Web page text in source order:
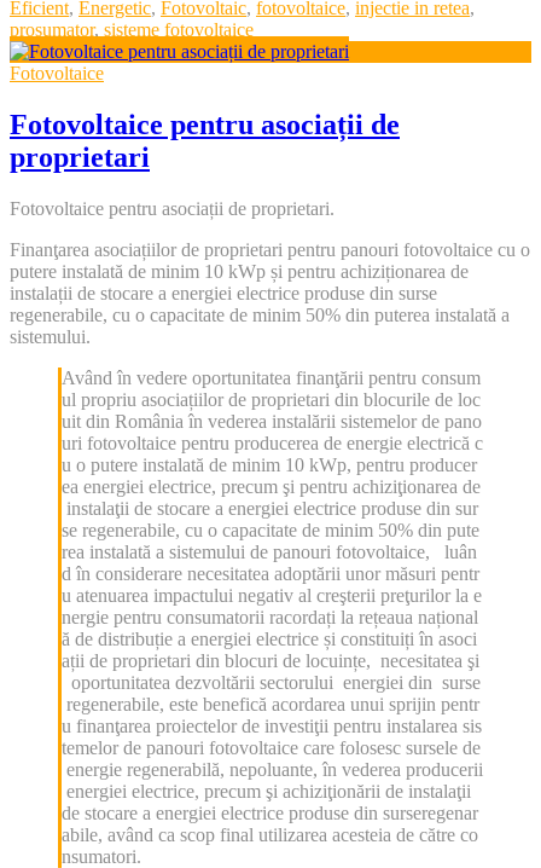
Tags
Eficient, Energetic, Fotovoltaic, fotovoltaice, injectie in retea,
prosumator, sisteme fotovoltaice
Fotovoltaice
Fotovoltaice pentru asociații de
proprietari
Fotovoltaice pentru asociații de proprietari.
Finanţarea asociațiilor de proprietari pentru panouri fotovoltaice cu o
putere instalată de minim 10 kWp și pentru achiziționarea de
instalații de stocare a energiei electrice produse din surse
regenerabile, cu o capacitate de minim 50% din puterea instalată a
sistemului.
Având în vedere oportunitatea finanţării pentru consum
ul propriu asociațiilor de proprietari din blocurile de loc
uit din România în vederea instalării sistemelor de pano
uri fotovoltaice pentru producerea de energie electrică c
u o putere instalată de minim 10 kWp, pentru producer
ea energiei electrice, precum şi pentru achiziţionarea de
instalaţii de stocare a energiei electrice produse din sur
se regenerabile, cu o capacitate de minim 50% din pute
rea instalată a sistemului de panouri fotovoltaice, luân
d în considerare necesitatea adoptării unor măsuri pentr
u atenuarea impactului negativ al creşterii preţurilor la e
nergie pentru consumatorii racordați la rețeaua național
ă de distribuție a energiei electrice și constituiți în asoci
ații de proprietari din blocuri de locuințe, necesitatea şi
oportunitatea dezvoltării sectorului energiei din surse
regenerabile, este benefică acordarea unui sprijin pentr
u finanţarea proiectelor de investiţii pentru instalarea sis
temelor de panouri fotovoltaice care folosesc sursele de
energie regenerabilă, nepoluante, în vederea producerii
energiei electrice, precum şi achiziţionării de instalaţii
de stocare a energiei electrice produse din surseregenar
abile, având ca scop final utilizarea acesteia de către co
nsumatori.